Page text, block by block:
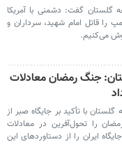
گلستان گفت: دشمنی با آمریکا
را قاتل امام شهید، سرداران و
می‌کنیم.
جنگ رمضان معادلات
با تأکید بر جایگاه صبر از
را تحول‌آفرین در معادلات
ایران را از دستاوردهای این